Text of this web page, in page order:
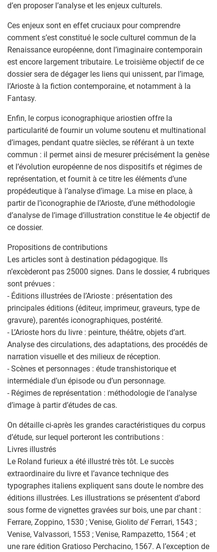
d’en proposer l’analyse et les enjeux culturels.
Ces enjeux sont en effet cruciaux pour comprendre
comment s’est constitué le socle culturel commun de la
Renaissance européenne, dont l’imaginaire contemporain
est encore largement tributaire. Le troisième objectif de ce
dossier sera de dégager les liens qui unissent, par l’image,
l’Arioste à la fiction contemporaine, et notamment à la
Fantasy.
Enfin, le corpus iconographique ariostien offre la
particularité de fournir un volume soutenu et multinational
d’images, pendant quatre siècles, se référant à un texte
commun : il permet ainsi de mesurer précisément la genèse
et l’évolution européenne de nos dispositifs et régimes de
représentation, et fournit à ce titre les éléments d’une
propédeutique à l’analyse d’image. La mise en place, à
partir de l’iconographie de l’Arioste, d’une méthodologie
d’analyse de l’image d’illustration constitue le 4e objectif de
ce dossier.
Propositions de contributions
Les articles sont à destination pédagogique. Ils
n’excèderont pas 25000 signes. Dans le dossier, 4 rubriques
sont prévues :
- Éditions illustrées de l’Arioste : présentation des
principales éditions (éditeur, imprimeur, graveurs, type de
gravure), parentés iconographiques, postérité.
- L’Arioste hors du livre : peinture, théâtre, objets d’art.
Analyse des circulations, des adaptations, des procédés de
narration visuelle et des milieux de réception.
- Scènes et personnages : étude transhistorique et
intermédiale d’un épisode ou d’un personnage.
- Régimes de représentation : méthodologie de l’analyse
d’image à partir d’études de cas.
On détaille ci-après les grandes caractéristiques du corpus
d’étude, sur lequel porteront les contributions :
Livres illustrés
Le Roland furieux a été illustré très tôt. Le succès
extraordinaire du livre et l’avance technique des
typographes italiens expliquent sans doute le nombre des
éditions illustrées. Les illustrations se présentent d’abord
sous forme de vignettes gravées sur bois, une par chant :
Ferrare, Zoppino, 1530 ; Venise, Giolito de’ Ferrari, 1543 ;
Venise, Valvassori, 1553 ; Venise, Rampazetto, 1564 ; et
une rare édition Gratioso Perchacino, 1567. A l’exception de